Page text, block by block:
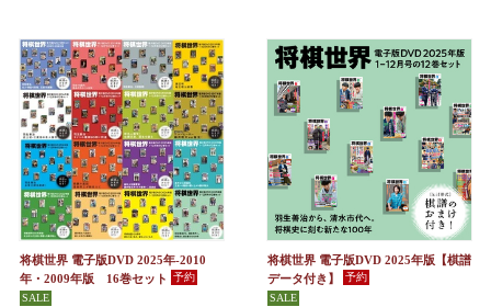
将棋世界 電子版DVD 2025年-2010
年・2009年版 16巻セット
将棋世界 電子版DVD 2025年版【棋譜
データ付き】